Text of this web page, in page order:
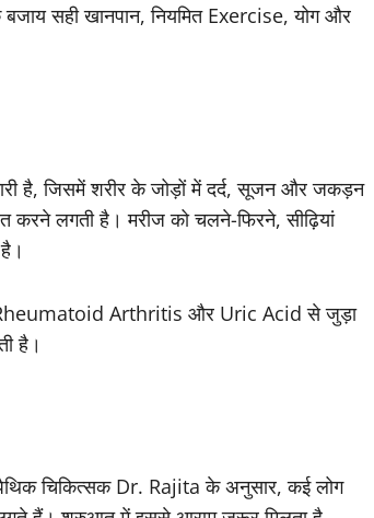
सही खानपान, नियमित Exercise, योग और
है, जिसमें शरीर के जोड़ों में दर्द, सूजन और जकड़न
करने लगती है। मरीज को चलने-फिरने, सीढ़ियां
Rheumatoid Arthritis और Uric Acid से जुड़ा
है।
चिकित्सक Dr. Rajita के अनुसार, कई लोग